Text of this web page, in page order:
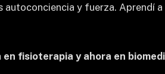
y fuerza. Aprendí
fisioterapia y ahora en